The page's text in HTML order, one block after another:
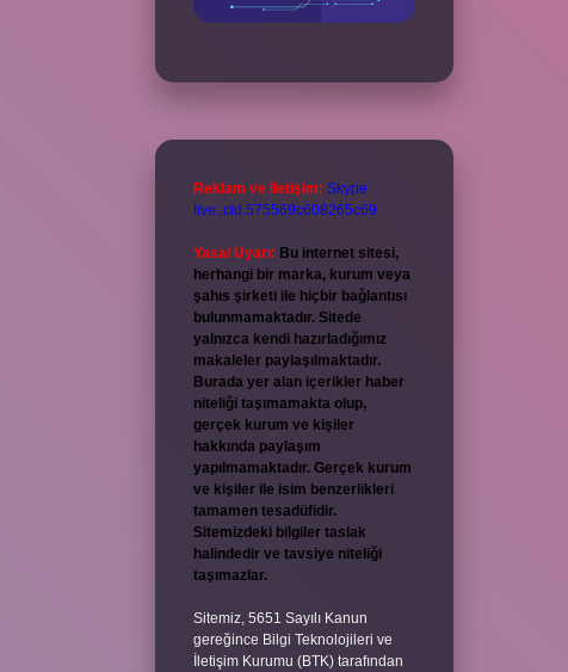
Reklam ve İletişim: Skype:
live:.cid.575569c608265c69
Yasal Uyarı: Bu internet sitesi,
herhangi bir marka, kurum veya
şahıs şirketi ile hiçbir bağlantısı
bulunmamaktadır. Sitede
yalnızca kendi hazırladığımız
makaleler paylaşılmaktadır.
Burada yer alan içerikler haber
niteliği taşımamakta olup,
gerçek kurum ve kişiler
hakkında paylaşım
yapılmamaktadır. Gerçek kurum
ve kişiler ile isim benzerlikleri
tamamen tesadüfidir.
Sitemizdeki bilgiler taslak
halindedir ve tavsiye niteliği
taşımazlar.
Sitemiz, 5651 Sayılı Kanun
gereğince Bilgi Teknolojileri ve
İletişim Kurumu (BTK) tarafından